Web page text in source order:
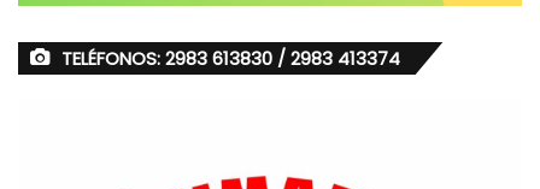
TELÉFONOS: 2983 613830 / 2983 413374